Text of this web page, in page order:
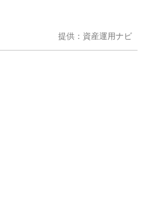
提供：資産運用ナビ